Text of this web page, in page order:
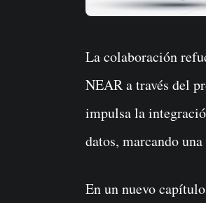
La colaboración refuerza la seguridad, descentralización y escalabilidad del protocolo
NEAR a través del
impulsa la
datos, marcando
En un nuevo